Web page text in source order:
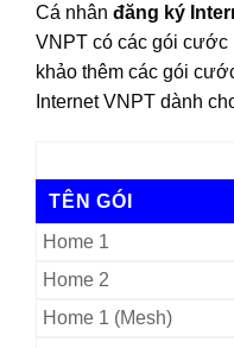
Cá nhân đăng ký
VNPT có các gói cước
khảo thêm các gói
Internet VNPT dành
TÊN GÓI
Home 1
Home 2
Home 1 (Mesh)